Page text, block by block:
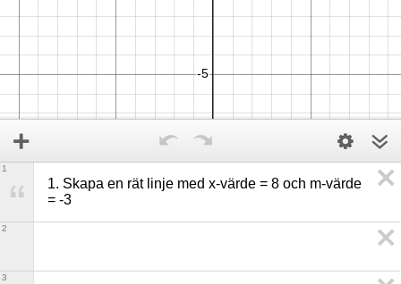
1. Skapa en rät linje med x-värde = 8 och m-värde
= -3
1
2
3